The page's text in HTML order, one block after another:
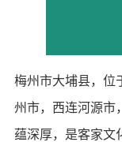
梅州市大埔县，位
州市，西连河源市
蕴深厚，是客家文